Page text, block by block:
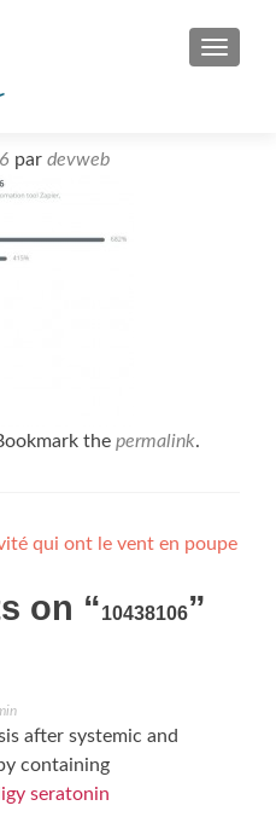
MENU
par devweb
the permalink.
qui ont le vent en poupe
on “10438106”
after systemic and
containing
seratonin